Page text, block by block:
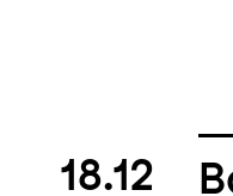
18.12